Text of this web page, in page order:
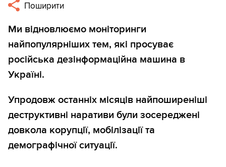
Поширити
Ми відновлюємо моніторинги
найпопулярніших тем, які просуває
російська дезінформаційна машина в
Україні.
Упродовж останніх місяців найпоширеніші
деструктивні наративи були зосереджені
довкола корупції, мобілізації та
демографічної ситуації.